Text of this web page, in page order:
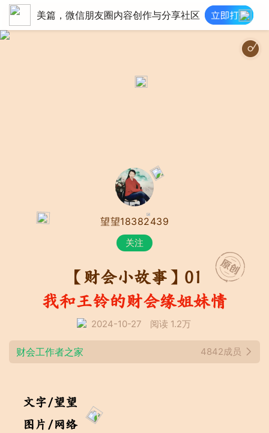
美篇，微信朋友圈内容创作与分享社区
望望18382439
关注
【财会小故事】01
我和王铃的财会缘姐妹情
2024-10-27 阅读 1.2万
财会工作者之家 4842成员
文字/望望
图片/网络